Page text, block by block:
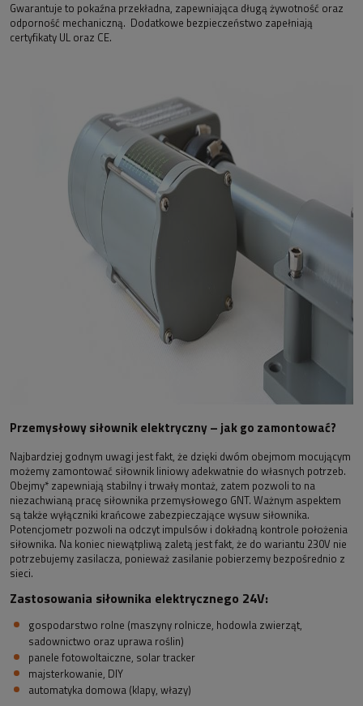
Gwarantuje to pokaźna przekładna, zapewniająca długą żywotność oraz
odporność mechaniczną. Dodatkowe bezpieczeństwo zapełniają
certyfikaty UL oraz CE.
Przemysłowy siłownik elektryczny – jak go zamontować?
Najbardziej godnym uwagi jest fakt, że dzięki dwóm obejmom mocującym
możemy zamontować siłownik liniowy adekwatnie do własnych potrzeb.
Obejmy* zapewniają stabilny i trwały montaż, zatem pozwoli to na
niezachwianą pracę siłownika przemysłowego GNT. Ważnym aspektem
są także wyłączniki krańcowe zabezpieczające wysuw siłownika.
Potencjometr pozwoli na odczyt impulsów i dokładną kontrole położenia
siłownika. Na koniec niewątpliwą zaletą jest fakt, że do wariantu 230V nie
potrzebujemy zasilacza, ponieważ zasilanie pobierzemy bezpośrednio z
sieci.
Zastosowania siłownika elektrycznego 24V:
gospodarstwo rolne (maszyny rolnicze, hodowla zwierząt,
sadownictwo oraz uprawa roślin)
panele fotowoltaiczne, solar tracker
majsterkowanie, DIY
automatyka domowa (klapy, włazy)